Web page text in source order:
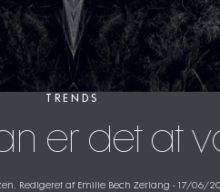
TRENDS
er det
Redigeret af Emilie Bech Zerlang - 17/06/